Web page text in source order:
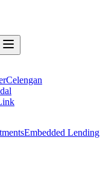
Celengan
Embedded Lending